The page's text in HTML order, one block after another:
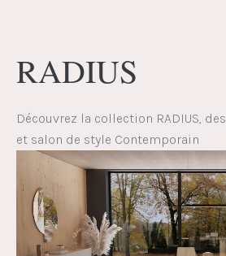
RADIUS
Découvrez la collection RADIUS, des
et salon de style Contemporain